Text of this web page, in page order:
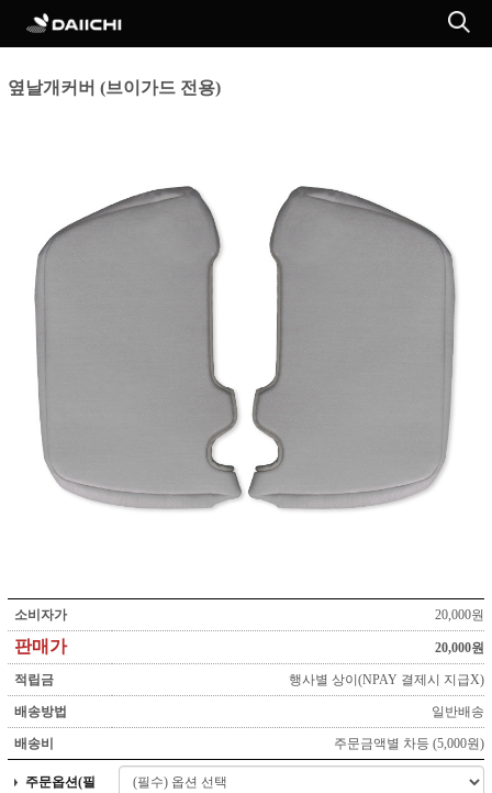
옆날개커버 (브이가드 전용)
소비자가 20,000원
판매가 20,000원
적립금 행사별 상이(NPAY 결제시 지급X)
배송방법 일반배송
배송비 주문금액별 차등 (5,000원)
주문옵션(필